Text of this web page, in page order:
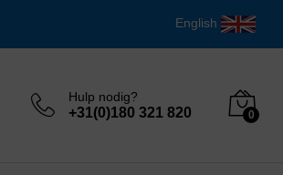
English
Hulp nodig?
+31(0)180 321 820 0